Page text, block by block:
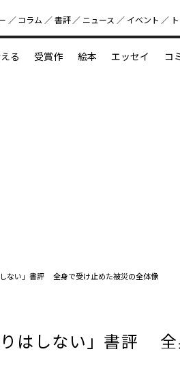
好書好日
コラム 書評 ニュース イベント
る 受賞作 絵本 エッセイ コ
ない」書評 全身で受け止めた被災の全体像
はしない」書評 全